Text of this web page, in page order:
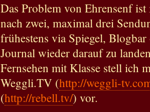
Das Problem von Ehrensenf
nach zwei, maximal drei
frühestens via Spiegel,
Journal wieder darauf zu
Fernsehen mit Klasse stell ich
Weggli.TV (http://weggli-
(http://rebell.tv/) vor.